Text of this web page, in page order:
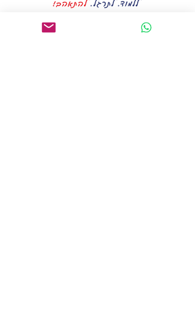
francais.kef@gmail.com
טל:
058-7228263